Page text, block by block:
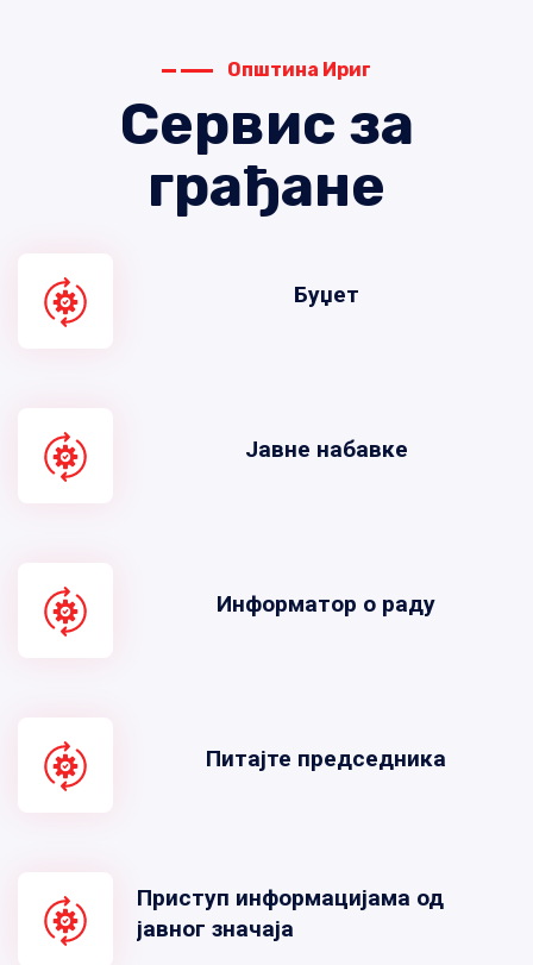
Општина Ириг
Сервис за
грађане
Буџет
Јавне набавке
Информатор о раду
Питајте председника
Приступ информацијама од
јавног значаја